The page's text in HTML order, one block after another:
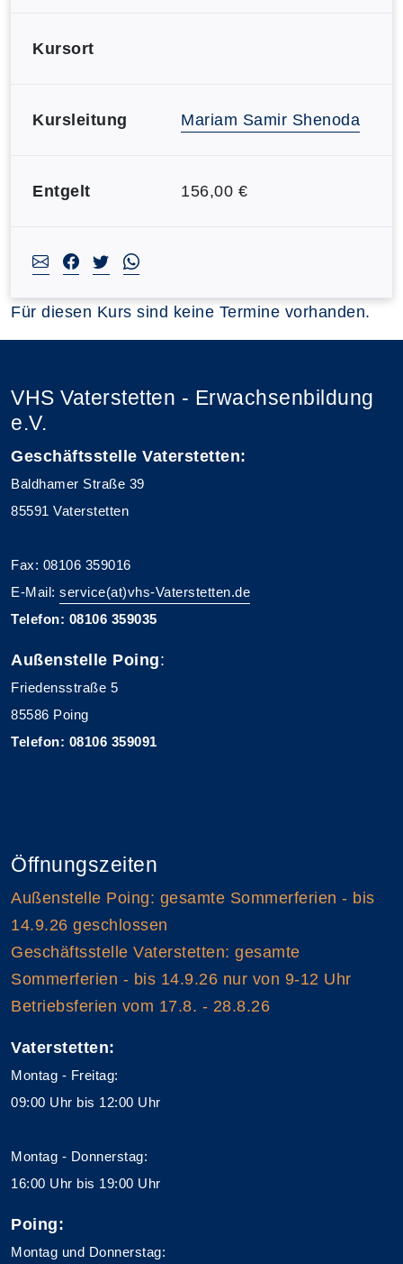
Kursort
Kursleitung Mariam Samir Shenoda
Entgelt 156,00 €
Für diesen Kurs sind keine Termine vorhanden.
VHS Vaterstetten - Erwachsenbildung
e.V.
Geschäftsstelle Vaterstetten:
Baldhamer Straße 39
85591 Vaterstetten
Fax: 08106 359016
E-Mail: service(at)vhs-Vaterstetten.de
Telefon: 08106 359035
Außenstelle Poing:
Friedensstraße 5
85586 Poing
Telefon: 08106 359091
Öffnungszeiten
Außenstelle Poing: gesamte Sommerferien - bis
14.9.26 geschlossen
Geschäftsstelle Vaterstetten: gesamte
Sommerferien - bis 14.9.26 nur von 9-12 Uhr
Betriebsferien vom 17.8. - 28.8.26
Vaterstetten:
Montag - Freitag:
09:00 Uhr bis 12:00 Uhr
Montag - Donnerstag:
16:00 Uhr bis 19:00 Uhr
Poing:
Montag und Donnerstag: